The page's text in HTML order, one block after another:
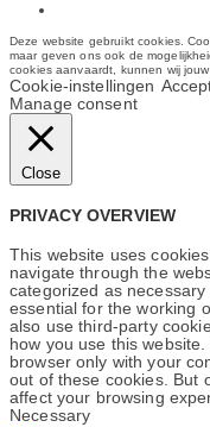
Deze website gebruikt cookies.
maar geven ons ook de
cookies aanvaardt, kunnen wij
Cookie-instellingen
Manage consent
Close
PRIVACY OVERVIEW
This website uses
navigate through the
categorized as
essential for the working
also use third-party
how you use this
browser only with your
out of these cookies. But
affect your browsing
Necessary